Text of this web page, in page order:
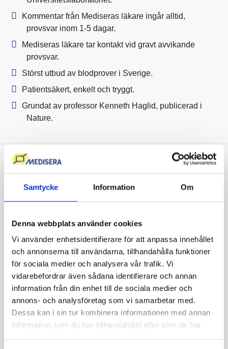
Samtycke Information Om
Denna webbplats använder cookies
Vi använder enhetsidentifierare för att anpassa innehållet
och annonserna till användarna, tillhandahålla funktioner
för sociala medier och analysera vår trafik. Vi
vidarebefordrar även sådana identifierare och annan
information från din enhet till de sociala medier och
annons- och analysföretag som vi samarbetar med.
Dessa kan i sin tur kombinera informationen med annan
information som du har tillhandahållit eller som de har
Kommentar från Mediseras läkare ingår alltid,
provsvar inom 1-5 dagar.
Mediseras läkare tar kontakt vid gravt avvikande
provsvar.
Störst utbud av blodprover i Sverige.
Patientsäkert, enkelt och tryggt.
Grundat av professor Kenneth Haglid, publicerad i
Nature.
Vi sätter våra kunders hälsa i
fokus
ingen aning om! Nu gör jag vad jag kan för att
få i mig det rekommenderade intaget av D-
vitamin och jag känner att jag har mer energi
och mindre värk än tidigare. Ser fram emot att
se om värdet är bättre nästa gång.
39 år